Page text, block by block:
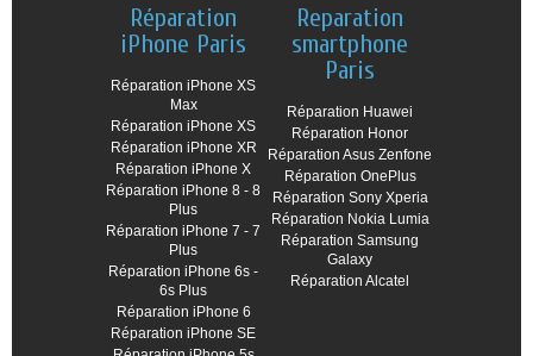
Réparation
iPhone Paris
Réparation iPhone XS
Max
Réparation iPhone XS
Réparation iPhone XR
Réparation iPhone X
Réparation iPhone 8 - 8
Plus
Réparation iPhone 7 - 7
Plus
Réparation iPhone 6s -
6s Plus
Réparation iPhone 6
Réparation iPhone SE
Reparation
smartphone
Paris
Réparation Huawei
Réparation Honor
Réparation Asus Zenfone
Réparation OnePlus
Réparation Sony Xperia
Réparation Nokia Lumia
Réparation Samsung
Galaxy
Réparation Alcatel